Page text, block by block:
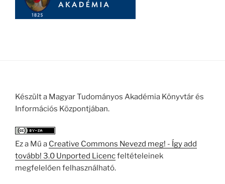
Készült a Magyar Tudományos Akadémia Könyvtár és
Információs Központjában.
Ez a Mű a Creative Commons Nevezd meg! - Így add
tovább! 3.0 Unported Licencfeltételeinek
megfelelően felhasználható.